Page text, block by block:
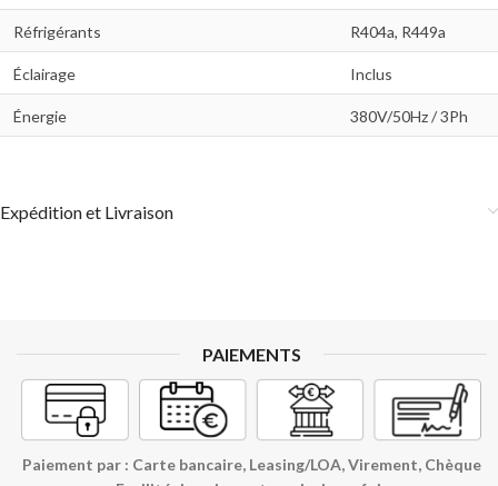
Réfrigérants R404a, R449a
Éclairage Inclus
Énergie 380V/50Hz / 3Ph
Expédition et Livraison
PAIEMENTS
Paiement par : Carte bancaire, Leasing/LOA, Virement, Chèque